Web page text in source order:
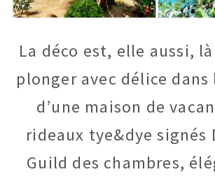
La déco est, elle aussi,
plonger avec délice dans
d’une maison de
rideaux tye&dye signés
Guild des chambres,